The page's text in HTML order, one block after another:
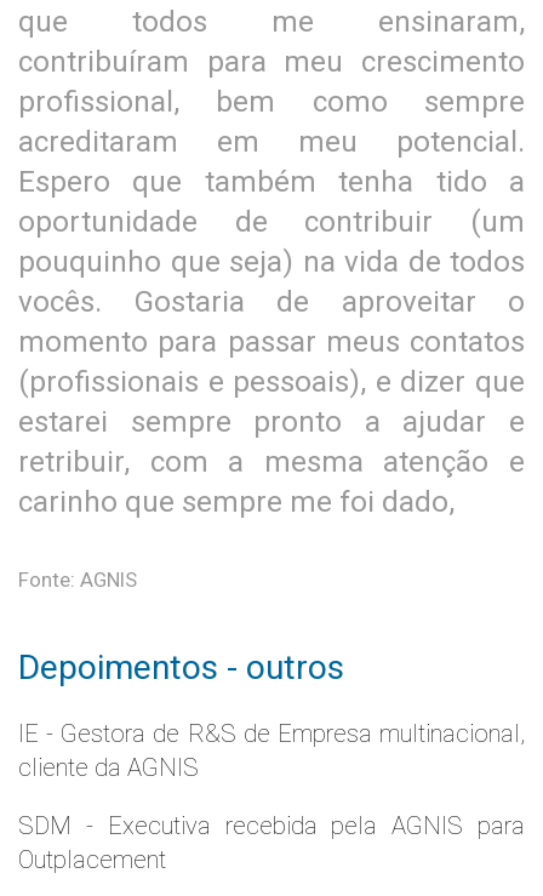
que todos me ensinaram,
contribuíram para meu crescimento
profissional, bem como sempre
acreditaram em meu potencial.
Espero que também tenha tido a
oportunidade de contribuir (um
pouquinho que seja) na vida de todos
vocês. Gostaria de aproveitar o
momento para passar meus contatos
(profissionais e pessoais), e dizer que
estarei sempre pronto a ajudar e
retribuir, com a mesma atenção e
carinho que sempre me foi dado,
Fonte: AGNIS
Depoimentos - outros
IE - Gestora de R&S de Empresa multinacional,
cliente da AGNIS
SDM - Executiva recebida pela AGNIS para
Outplacement